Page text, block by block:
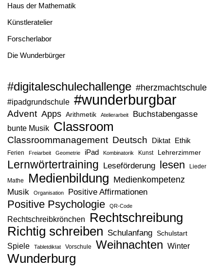
Haus der Mathematik
Künstleratelier
Forscherlabor
Die Wunderbürger
#digitaleschulechallenge #herzmachtschule
#ipadgrundschule #wunderburgbar
Advent Apps Arithmetik Atelierarbeit Buchstabengasse
bunte Musik Classroom
Classroommanagement Deutsch Diktat Ethik
Ferien Freiarbeit Geometrie iPad Kombinatorik Kunst Lehrerzimmer
Lernwörtertraining Leseförderung lesen Lieder
Mathe Medienbildung Medienkompetenz
Musik Organisation Positive Affirmationen
Positive Psychologie QR-Code
Rechtschreibkrönchen Rechtschreibung
Richtig schreiben Schulanfang Schulstart
Spiele Tabletdiktat Vorschule Weihnachten Winter
Wunderburg